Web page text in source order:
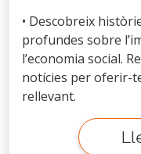
• Descobreix
profundes sobre
l’economia social.
notícies per oferir-
rellevant.